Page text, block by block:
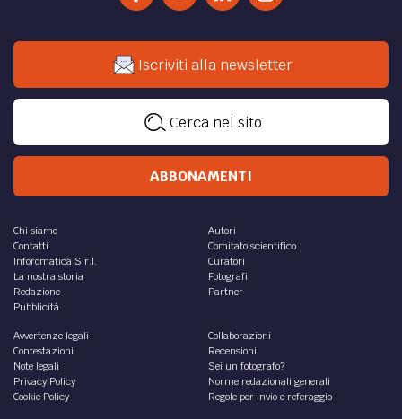
Iscriviti alla newsletter
Cerca nel sito
ABBONAMENTI
Chi siamo
Contatti
Inforomatica S.r.l.
La nostra storia
Redazione
Pubblicità
Autori
Comitato scientifico
Curatori
Fotografi
Partner
Avvertenze legali
Contestazioni
Note legali
Privacy Policy
Cookie Policy
Collaborazioni
Recensioni
Sei un fotografo?
Norme redazionali generali
Regole per invio e referaggio